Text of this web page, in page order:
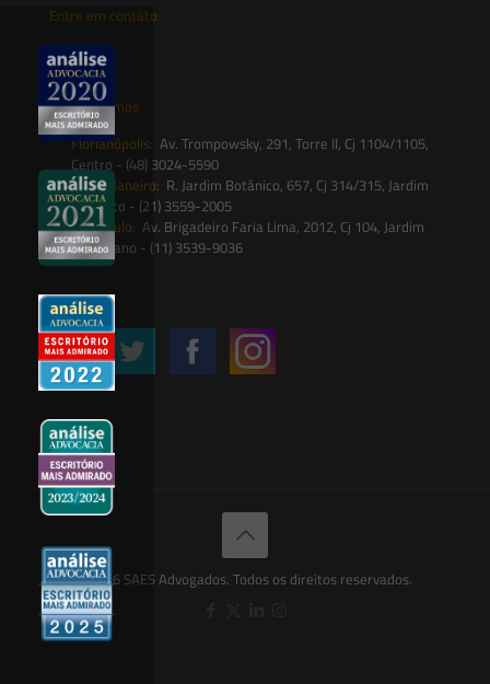
Entre em contato
contato@saesadvogados.com.br
Onde estamos
Florianópolis: Av. Trompowsky, 291, Torre II, Cj 1104/1105,
Centro - (48) 3024-5590
Rio de Janeiro: R. Jardim Botânico, 657, Cj 314/315, Jardim
Botânico - (21) 3559-2005
São Paulo: Av. Brigadeiro Faria Lima, 2012, Cj 104, Jardim
Paulistano - (11) 3539-9036
Siga-nos
© 2026 SAES Advogados. Todos os direitos reservados.